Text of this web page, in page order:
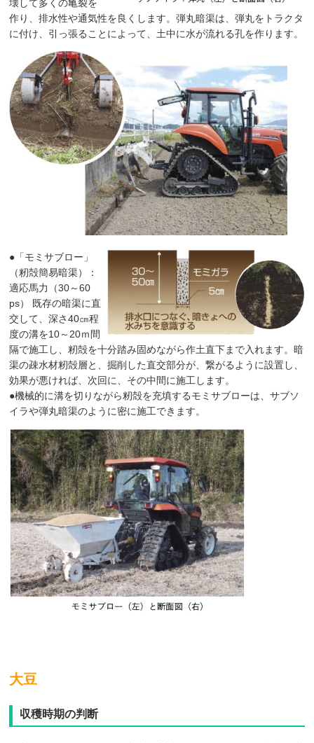
壊して多くの亀裂を
作り、排水性や通気性を良くします。弾丸暗渠は、弾丸をトラクタ
に付け、引っ張ることによって、土中に水が流れる孔を作ります。
●「モミサブロー」
（籾殻簡易暗渠）：
適応馬力（30～60
ps） 既存の暗渠に直
交して、深さ40㎝程
度の溝を10～20ｍ間
隔で施工し、籾殻を十分踏み固めながら作土直下まで入れます。暗
渠の疎水材籾殻層と、掘削した直交部分が、繋がるように設置し、
効果が悪ければ、次回に、その中間に施工します。
●機械的に溝を切りながら籾殻を充填するモミサブローは、サブソ
イラや弾丸暗渠のように密に施工できます。
大豆
収穫時期の判断